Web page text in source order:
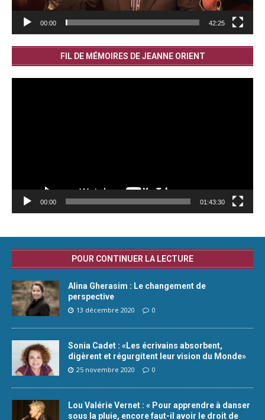
00:00 42:25
FIL DE MÉMOIRES DE JEANNE ORIENT
00:00 01:43:30
POUR CONTINUER LA LECTURE
Alina Gherasim : Le changement de
perspective
13 décembre 2020 0
Sonia Cadet : «Les écrivains absorbent,
digèrent et régurgitent leur vision du Monde»
25 novembre 2020 0
Lou Valérie Vernet : « Pour apprendre à danser
sous la pluie, encore faut-il avoir le droit de